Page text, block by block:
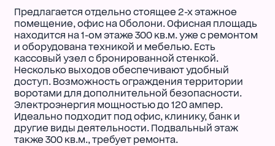
Предлагается отдельно стоящее 2-х этажное
помещение, офис на Оболони. Офисная площадь
находится на 1-ом этаже 300 кв.м. уже с ремонтом
и оборудована техникой и мебелью. Есть
кассовый узел с бронированной стенкой.
Несколько выходов обеспечивают удобный
доступ. Возможность ограждения территории
воротами для дополнительной безопасности.
Электроэнергия мощностью до 120 ампер.
Идеально подходит под офис, клинику, банк и
другие виды деятельности. Подвальный этаж
также 300 кв.м., требует ремонта.